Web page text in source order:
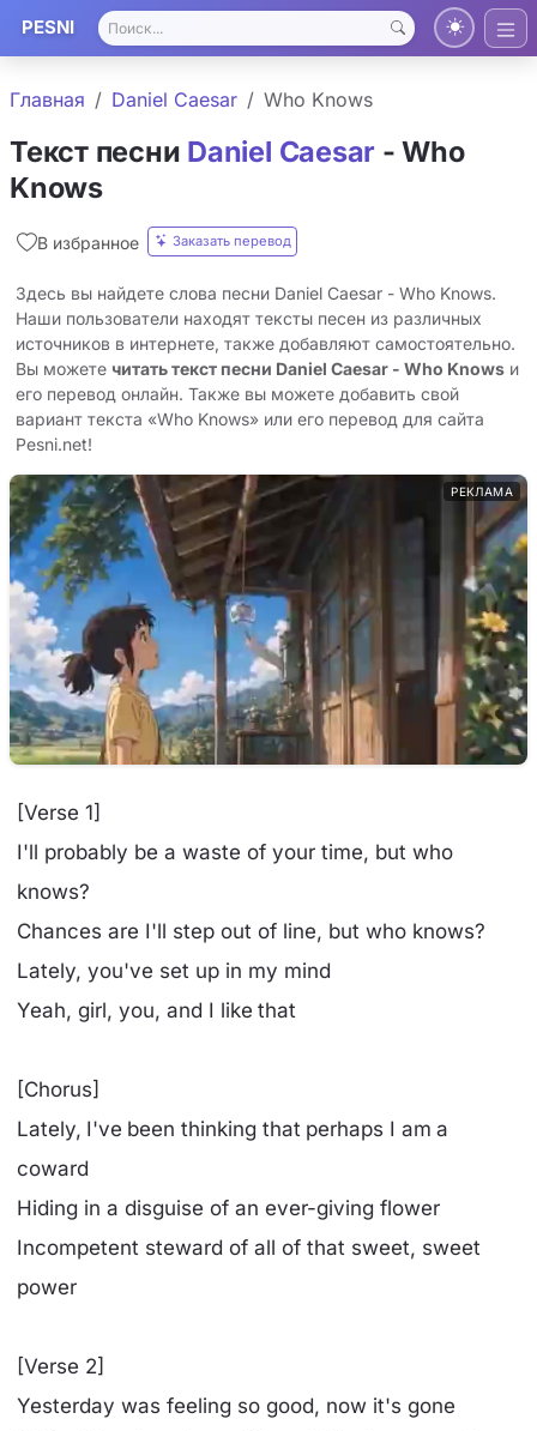
PESNI
Главная Daniel Caesar Who Knows
Текст песни Daniel Caesar - Who
Knows
В избранное Заказать перевод
Здесь вы найдете слова песни Daniel Caesar - Who Knows.
Наши пользователи находят тексты песен из различных
источников в интернете, также добавляют самостоятельно.
Вы можете читать текст песни Daniel Caesar - Who Knows и
его перевод онлайн. Также вы можете добавить свой
вариант текста «Who Knows» или его перевод для сайта
Pesni.net!
РЕКЛАМА
[Verse 1]
I'll probably be a waste of your time, but who
knows?
Chances are I'll step out of line, but who knows?
Lately, you've set up in my mind
Yeah, girl, you, and I like that
[Chorus]
Lately, I've been thinking that perhaps I am a
coward
Hiding in a disguise of an ever-giving flower
Incompetent steward of all of that sweet, sweet
power
[Verse 2]
Yesterday was feeling so good, now it's gone